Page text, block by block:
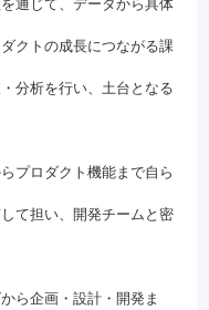
通じて、データから具体
クトの成長につながる課
分析を行い、土台となる
プロダクト機能まで自ら
て担い、開発チームと密
ら企画・設計・開発ま